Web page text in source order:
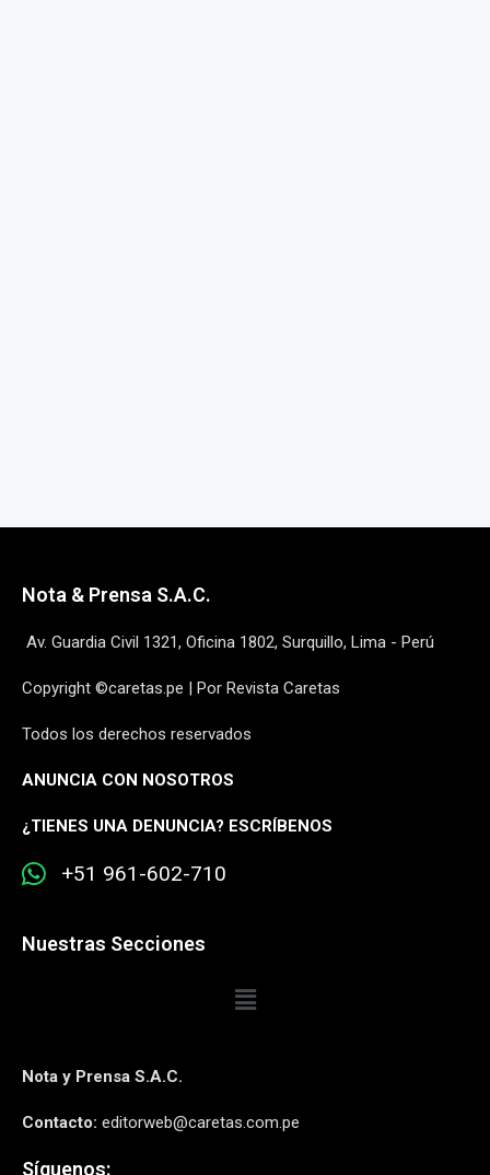
Nota & Prensa S.A.C.
Av. Guardia Civil 1321, Oficina 1802, Surquillo, Lima - Perú
Copyright ©caretas.pe | Por Revista Caretas
Todos los derechos reservados
ANUNCIA CON NOSOTROS
¿TIENES UNA DENUNCIA? ESCRÍBENOS
+51 961-602-710
Nuestras Secciones
Nota y Prensa S.A.C.
Contacto: editorweb@caretas.com.pe
Síguenos: